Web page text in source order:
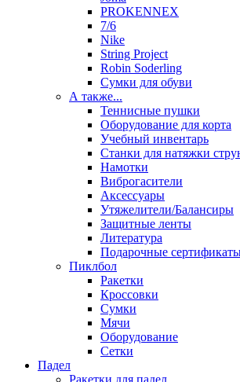
PROKENNEX
7/6
Nike
String Project
Robin Soderling
Сумки для обуви
А также...
Теннисные пушки
Оборудование для корта
Учебный инвентарь
Станки для натяжки
Намотки
Виброгасители
Аксессуары
Утяжелители/Балансиры
Защитные ленты
Литература
Подарочные
Пиклбол
Ракетки
Кроссовки
Сумки
Мячи
Оборудование
Сетки
Падел
Ракетки для падел